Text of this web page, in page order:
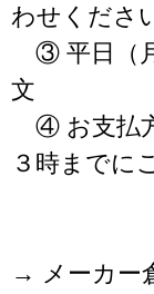
わせくださ
③ 平日（
文
④ お支払
３時までに
→ メーカー